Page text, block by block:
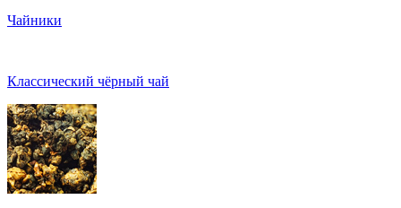
Чайники
Классический чёрный чай